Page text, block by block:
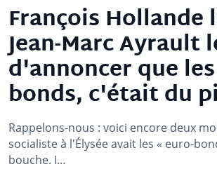
François Hollande
Jean-Marc Ayrault
d'annoncer que
bonds, c'était du
Rappelons-nous : voici encore deux
socialiste à l'Élysée avait les « euro-
bouche. I…